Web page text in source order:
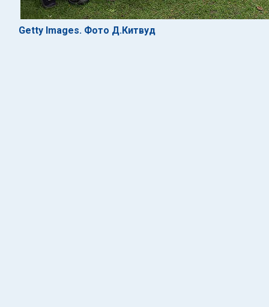
Getty Images. Фото Д.Китвуд